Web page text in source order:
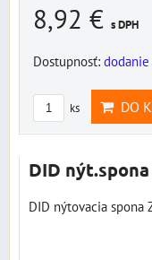
8,92 € s DPH
Dostupnosť:
ks DO
DID
DID nýtovacia spona